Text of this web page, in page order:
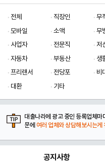
전체 직장인 무
모바일
소액 무
사업자
전문직 저
자동차
부동산 생
프리랜서
전당포 비
대환
기타
대출나라에 광고 중인 등록업체
문에 여러 업체와 상담해보시는게
공지사항